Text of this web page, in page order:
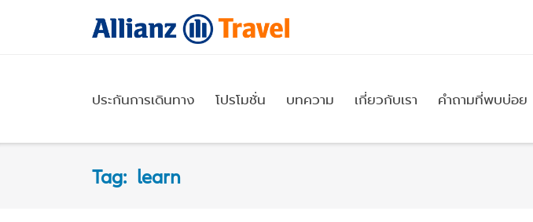
ประกันการเดินทาง โปรโมชั่น บทความ เกี่ยวกับเรา คำถามที่พบบ่อย
Tag: learn